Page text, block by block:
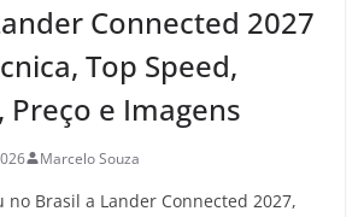
Connected 2027
Top Speed,
Preço e Imagens
Marcelo Souza
no Brasil a Lander Connected 2027,